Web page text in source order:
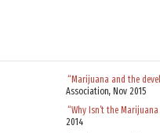
“Marijuana and the
Association, Nov 2015
“Why Isn’t the
2014
почту.